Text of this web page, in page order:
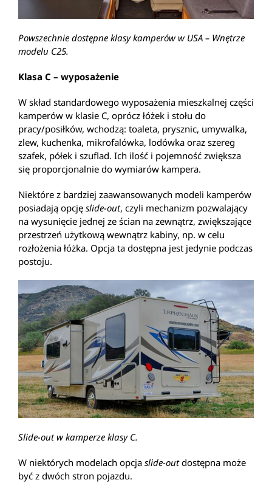
Powszechnie dostępne klasy kamperów w USA – Wnętrze
modelu C25.
Klasa C – wyposażenie
W skład standardowego wyposażenia mieszkalnej części
kamperów w klasie C, oprócz łóżek i stołu do
pracy/posiłków, wchodzą: toaleta, prysznic, umywalka,
zlew, kuchenka, mikrofalówka, lodówka oraz szereg
szafek, półek i szuflad. Ich ilość i pojemność zwiększa
się proporcjonalnie do wymiarów kampera.
Niektóre z bardziej zaawansowanych modeli kamperów
posiadają opcję slide-out, czyli mechanizm pozwalający
na wysunięcie jednej ze ścian na zewnątrz, zwiększające
przestrzeń użytkową wewnątrz kabiny, np. w celu
rozłożenia łóżka. Opcja ta dostępna jest jedynie podczas
postoju.
Slide-out w kamperze klasy C.
W niektórych modelach opcja slide-outdostępna może
być z dwóch stron pojazdu.